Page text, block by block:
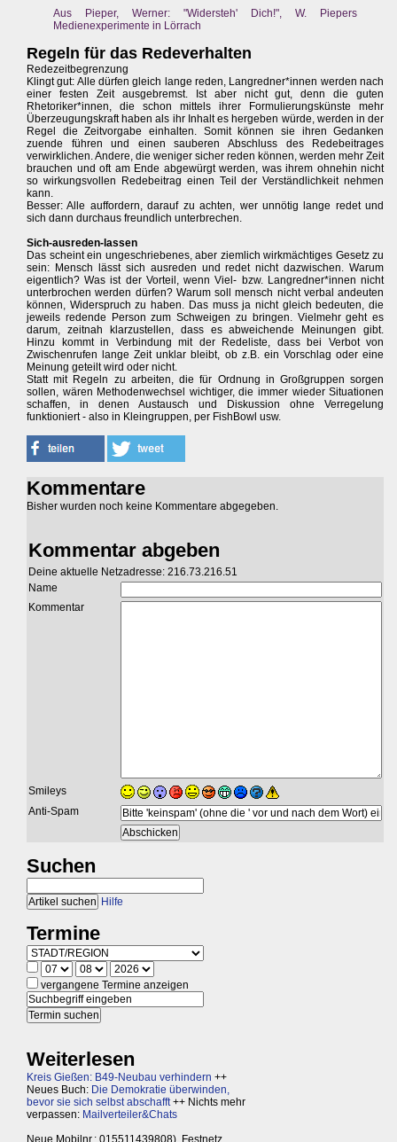
Aus Pieper, Werner: "Widersteh' Dich!", W. Piepers
Medienexperimente in Lörrach
Regeln für das Redeverhalten
Redezeitbegrenzung
Klingt gut: Alle dürfen gleich lange reden, Langredner*innen werden nach
einer festen Zeit ausgebremst. Ist aber nicht gut, denn die guten
Rhetoriker*innen, die schon mittels ihrer Formulierungskünste mehr
Überzeugungskraft haben als ihr Inhalt es hergeben würde, werden in der
Regel die Zeitvorgabe einhalten. Somit können sie ihren Gedanken
zuende führen und einen sauberen Abschluss des Redebeitrages
verwirklichen. Andere, die weniger sicher reden können, werden mehr Zeit
brauchen und oft am Ende abgewürgt werden, was ihrem ohnehin nicht
so wirkungsvollen Redebeitrag einen Teil der Verständlichkeit nehmen
kann.
Besser: Alle auffordern, darauf zu achten, wer unnötig lange redet und
sich dann durchaus freundlich unterbrechen.
Sich-ausreden-lassen
Das scheint ein ungeschriebenes, aber ziemlich wirkmächtiges Gesetz zu
sein: Mensch lässt sich ausreden und redet nicht dazwischen. Warum
eigentlich? Was ist der Vorteil, wenn Viel- bzw. Langredner*innen nicht
unterbrochen werden dürfen? Warum soll mensch nicht verbal andeuten
können, Widerspruch zu haben. Das muss ja nicht gleich bedeuten, die
jeweils redende Person zum Schweigen zu bringen. Vielmehr geht es
darum, zeitnah klarzustellen, dass es abweichende Meinungen gibt.
Hinzu kommt in Verbindung mit der Redeliste, dass bei Verbot von
Zwischenrufen lange Zeit unklar bleibt, ob z.B. ein Vorschlag oder eine
Meinung geteilt wird oder nicht.
Statt mit Regeln zu arbeiten, die für Ordnung in Großgruppen sorgen
sollen, wären Methodenwechsel wichtiger, die immer wieder Situationen
schaffen, in denen Austausch und Diskussion ohne Verregelung
funktioniert - also in Kleingruppen, per FishBowl usw.
Kommentare
Bisher wurden noch keine Kommentare abgegeben.
Kommentar abgeben
Deine aktuelle Netzadresse: 216.73.216.51
Name
Kommentar
Smileys
Anti-Spam
Suchen
Hilfe
Termine
vergangene Termine anzeigen
Weiterlesen
Kreis Gießen: B49-Neubau verhindern ++
Neues Buch: Die Demokratie überwinden,
bevor sie sich selbst abschafft++ Nichts mehr
verpassen: Mailverteiler&Chats
Neue Mobilnr.: 015511439808), Festnetz